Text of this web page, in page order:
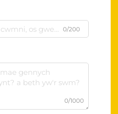
0/200
0/1000